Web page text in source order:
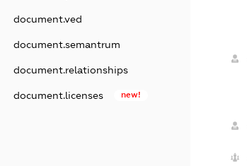
document.ved
document.semantrum
document.relationships
document.licenses new!